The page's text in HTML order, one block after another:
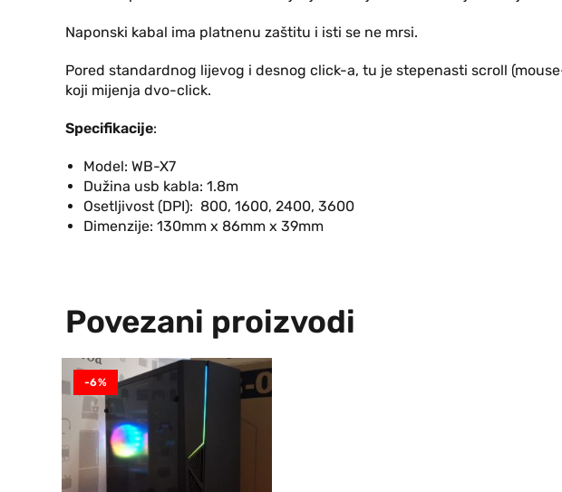
Naponski kabal ima platnenu zaštitu i isti se ne mrsi.
Pored standardnog lijevog i desnog click-a, tu je stepenasti scroll
koji mijenja dvo-click.
Specifikacije:
Model: WB-X7
Dužina usb kabla: 1.8m
Osetljivost (DPI): 800, 1600, 2400, 3600
Dimenzije: 130mm x 86mm x 39mm
Povezani proizvodi
-6%